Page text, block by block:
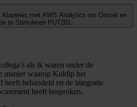
Klantreis met AWS Analytics om Omzet en
te Stimuleren PUT201
als ik waren onder de
manier waarop Kuldip het
heeft behandeld en de integratie
heeft besproken.